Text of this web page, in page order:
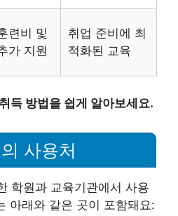
련비 및
가 지원
취업 준비에 최
적화된 교육
득 방법을 쉽게 알아보세요.
사용처
학원과 교육기관에서 사용
아래와 같은 곳이 포함돼요: